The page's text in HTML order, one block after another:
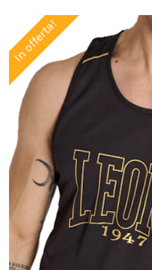
In offerta!